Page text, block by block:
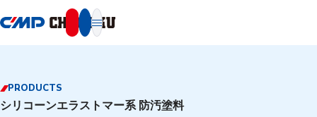
PRODUCTS
シリコーンエラストマー系 防汚塗料